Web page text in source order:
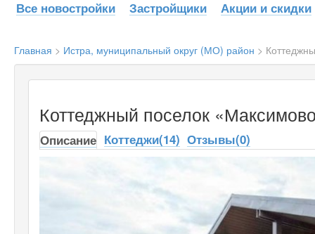
Все новостройки Застройщики Акции и скидки
Главная > Истра, муниципальный округ (МО) район >
Коттеджный поселок
Описание Коттеджи(14) Отзывы(0)